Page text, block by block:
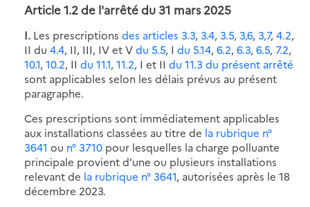
Article 1.2 de l'arrêté du 31 mars 2025
I. Les prescriptions des articles 3.3, 3.4, 3.5, 3,6, 3,7,4.2,
II du 4.4, II, III, IV et Vdu 5.5, I du 5.14,6.2,6.3,6.5, 7.2,
10.1,10.2, II du 11.1,11.2, I et II du 11.3 du présent arrêté
sont applicables selon les délais prévus au présent
paragraphe.
Ces prescriptions sont immédiatement applicables
aux installations classées au titre de la rubrique n°
3641 ou n° 3710 pour lesquelles la charge polluante
principale provient d'une ou plusieurs installations
relevant de la rubrique n° 3641, autorisées après le 18
décembre 2023.